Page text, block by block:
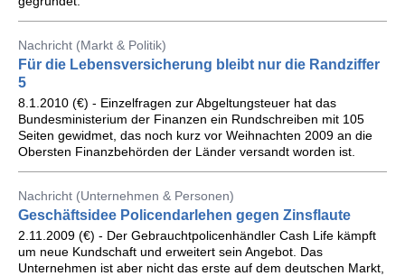
Nachricht (Markt & Politik)
Für die Lebensversicherung bleibt nur die Randziffer
5
8.1.2010 (€) - Einzelfragen zur Abgeltungsteuer hat das
Bundesministerium der Finanzen ein Rundschreiben mit 105
Seiten gewidmet, das noch kurz vor Weihnachten 2009 an die
Obersten Finanzbehörden der Länder versandt worden ist.
Nachricht (Unternehmen & Personen)
Geschäftsidee Policendarlehen gegen Zinsflaute
2.11.2009 (€) - Der Gebrauchtpolicenhändler Cash Life kämpft
um neue Kundschaft und erweitert sein Angebot. Das
Unternehmen ist aber nicht das erste auf dem deutschen Markt,